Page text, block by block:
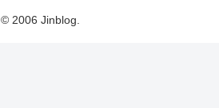
© 2006 Jinblog.